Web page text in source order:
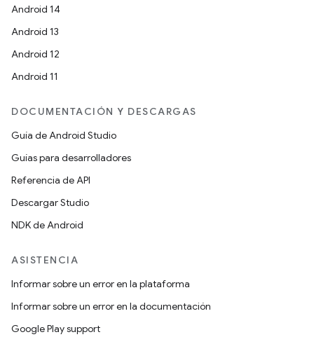
Android 14
Android 13
Android 12
Android 11
DOCUMENTACIÓN Y DESCARGAS
Guía de Android Studio
Guías para desarrolladores
Referencia de API
Descargar Studio
NDK de Android
ASISTENCIA
Informar sobre un error en la plataforma
Informar sobre un error en la documentación
Google Play support